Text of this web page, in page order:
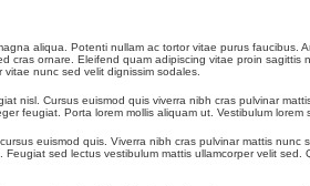
aliqua. Potenti nullam ac tortor vitae purus faucibus.
ornare. Eleifend quam adipiscing vitae proin
nunc sed velit dignissim sodales.
nisl. Cursus euismod quis viverra nibh cras pulvinar
feugiat. Porta lorem mollis aliquam ut. Vestibulum
euismod quis. Viverra nibh cras pulvinar mattis
sed lectus vestibulum mattis ullamcorper velit